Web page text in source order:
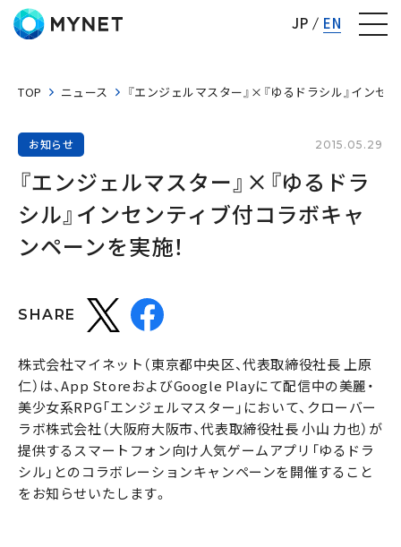
JP EN
TOP ニュース 『エンジェルマスター』×『ゆるドラシル』インセ
お知らせ 2015.05.29
『エンジェルマスター』×『ゆるドラ
シル』インセンティブ付コラボキャ
ンペーンを実施！
SHARE
株式会社マイネット（東京都中央区、代表取締役社長 上原
仁）は、App StoreおよびGoogle Playにて配信中の美麗・
美少女系RPG「エンジェルマスター」において、クローバー
ラボ株式会社（大阪府大阪市、代表取締役社長 小山 力也）が
提供するスマートフォン向け人気ゲームアプリ「ゆるドラ
シル」とのコラボレーションキャンペーンを開催すること
をお知らせいたします。